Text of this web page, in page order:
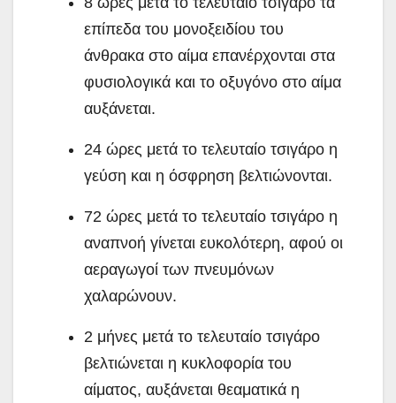
επίπεδα του μονοξειδίου του
άνθρακα στο αίμα επανέρχονται στα
φυσιολογικά και το οξυγόνο στο αίμα
αυξάνεται.
24 ώρες μετά το τελευταίο τσιγάρο η
γεύση και η όσφρηση βελτιώνονται.
72 ώρες μετά το τελευταίο τσιγάρο η
αναπνοή γίνεται ευκολότερη, αφού οι
αεραγωγοί των πνευμόνων
χαλαρώνουν.
2 μήνες μετά το τελευταίο τσιγάρο
βελτιώνεται η κυκλοφορία του
αίματος, αυξάνεται θεαματικά η